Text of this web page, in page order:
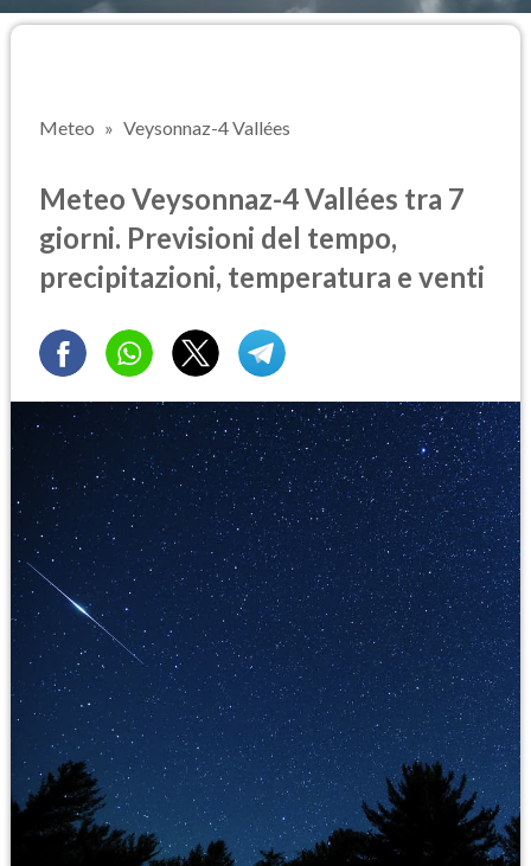
Meteo Veysonnaz-4 Vallées
Meteo Veysonnaz-4 Vallées tra 7
giorni. Previsioni del tempo,
precipitazioni, temperatura e venti